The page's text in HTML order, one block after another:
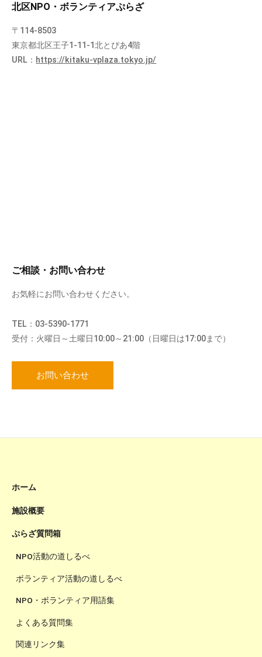
北区NPO・ボランティアぷらざ
〒114-8503
東京都北区王子1-11-1北とぴあ4階
URL： https://kitaku-vplaza.tokyo.jp/
ご相談・お問い合わせ
お気軽にお問い合わせください。
TEL：03-5390-1771
受付：火曜日～土曜日10:00～21:00（日曜日は17:00まで）
お問い合わせ
ホーム
施設概要
ぷらざ質問箱
NPO活動の道しるべ
ボランティア活動の道しるべ
NPO・ボランティア用語集
よくある質問集
関連リンク集